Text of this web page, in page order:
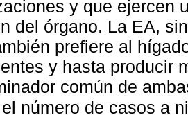
y que ejercen
del órgano. La EA,
prefiere al
y hasta producir
común de
número de casos a